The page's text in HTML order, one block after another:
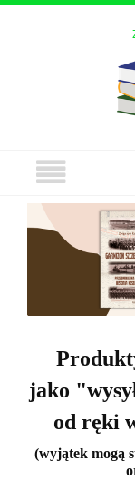
jako
od ręki
(wyjątek mogą